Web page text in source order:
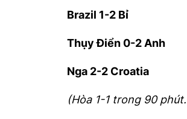
Brazil 1-2 Bỉ
Thụy Điển 0-2 Anh
Nga 2-2 Croatia
(Hòa 1-1 trong 90